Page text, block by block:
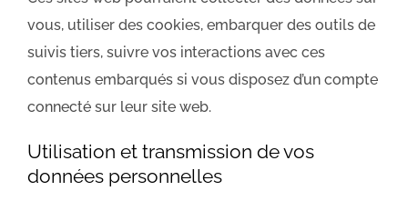
vous, utiliser des cookies, embarquer des outils de
suivis tiers, suivre vos interactions avec ces
contenus embarqués si vous disposez d’un compte
connecté sur leur site web.
Utilisation et transmission de vos
données personnelles